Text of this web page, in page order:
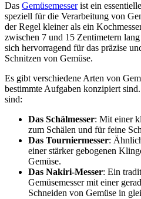
Das Gemüsemesserist ein
speziell für die Verarbeitung von
der Regel kleiner als ein
zwischen 7 und 15 Zentimetern
sich hervorragend für das präzise
Schnitzen von Gemüse.
Es gibt verschiedene Arten von
bestimmte Aufgaben konzipiert
sind:
Das Schälmesser: Mit einer
zum Schälen und für feine
Das Tourniermesser:
einer stärker gebogenen
Gemüse.
Das Nakiri-Messer: Ein
Gemüsemesser mit einer
Schneiden von Gemüse in